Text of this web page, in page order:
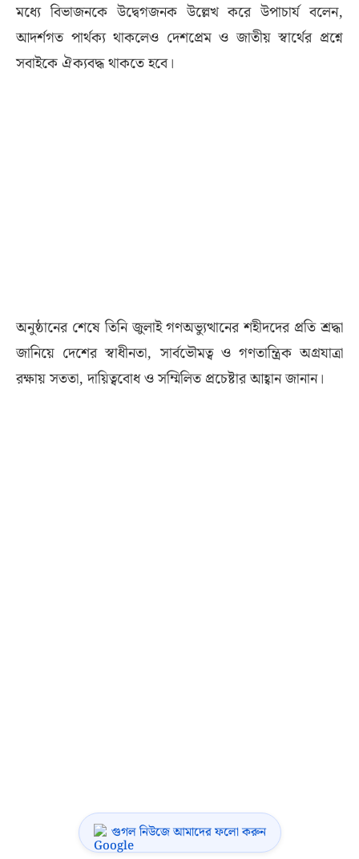
মধ্যে বিভাজনকে উদ্বেগজনক উল্লেখ করে উপাচার্য বলেন,
আদর্শগত পার্থক্য থাকলেও দেশপ্রেম ও জাতীয় স্বার্থের প্রশ্নে
সবাইকে ঐক্যবদ্ধ থাকতে হবে।
অনুষ্ঠানের শেষে তিনি জুলাই গণঅভ্যুত্থানের শহীদদের প্রতি শ্রদ্ধা
জানিয়ে দেশের স্বাধীনতা, সার্বভৌমত্ব ও গণতান্ত্রিক অগ্রযাত্রা
রক্ষায় সততা, দায়িত্ববোধ ও সম্মিলিত প্রচেষ্টার আহ্বান জানান।
গুগল নিউজে আমাদের ফলো করুন